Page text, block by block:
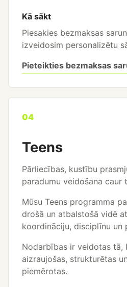
Kā sākt
Piesakies bezmaksas
izveidosim personalizētu
Pieteikties bezmaksas
04
Teens
Pārliecības, kustību
paradumu veidošana caur
Mūsu Teens programma
drošā un atbalstošā vidē
koordināciju, disciplīnu un
Nodarbības ir veidotas tā,
aizraujošas, strukturētas
piemērotas.